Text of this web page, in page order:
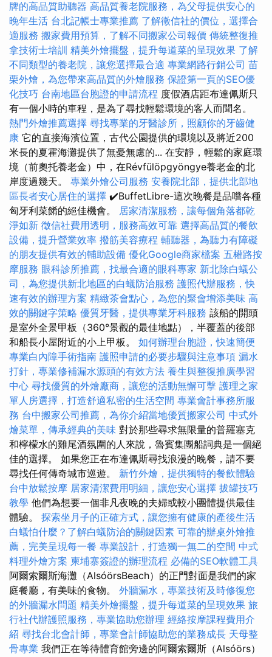
牌的高品質助聽器 高品質養老院服務，為父母提供安心的
晚年生活 台北記帳士專業推薦 了解徵信社的價位，選擇合
適服務 搬家費用預算，了解不同搬家公司報價 傳統整復推
拿技術士培訓 精美外燴擺盤，提升每道菜的呈現效果 了解
不同類型的養老院，讓您選擇最合適 專業網路行銷公司 苗
栗外燴，為您帶來高品質的外燴服務 保證第一頁的SEO優
化技巧 台南地區台胞證的申請流程 度假酒店距布達佩斯只
有一個小時的車程，是為了尋找輕鬆環境的客人而聞名。
熱門外燴推薦選擇 尋找專業的牙醫診所，照顧你的牙齒健
康 它的直接海濱位置，古代公園提供的環境以及將近200
米長的夏霍海灘提供了無憂無慮的... 在安靜，輕鬆的家庭環
境（前奧托養老金）中，在Révfülöpgyöngye養老金的北
岸度過幾天。 專業外燴公司服務 安養院北部，提供北部地
區長者安心居住的選擇 ✔️BuffetLibre-這次晚餐是品嚐各種
匈牙利菜餚的絕佳機會。 居家清潔服務，讓每個角落都乾
淨如新 徵信社費用透明，服務高效可靠 選擇高品質的餐飲
設備，提升營業效率 撥筋美容療程 輔聽器，為聽力有障礙
的朋友提供有效的輔助設備 優化Google商家檔案 五權路按
摩服務 眼科診所推薦，找最合適的眼科專家 新北除白蟻公
司，為您提供新北地區的白蟻防治服務 護照代辦服務，快
速有效的辦理方案 精緻茶會點心，為您的聚會增添美味 高
效的關鍵字策略 優質牙醫，提供專業牙科服務 該船的開頭
是室外全景甲板（360°景觀的最佳地點），半覆蓋的後部
和船長小屋附近的小上甲板。 如何辦理台胞證，快速簡便
專業白內障手術指南 護照申請的必要步驟與注意事項 漏水
打針，專業修補漏水源頭的有效方法 養生與整復推廣學習
中心 尋找優質的外燴廠商，讓您的活動無懈可擊 護理之家
單人房選擇，打造舒適私密的生活空間 專業會計事務所服
務 台中搬家公司推薦，為你介紹當地優質搬家公司 中式外
燴菜單，傳承經典的美味 對於那些尋求無限量的普羅塞克
和檸檬水的雞尾酒氛圍的人來說，魯賓集團船詞典是一個絕
佳的選擇。 如果您正在布達佩斯尋找浪漫的晚餐，請不要
尋找任何傳奇城市巡遊。 新竹外燴，提供獨特的餐飲體驗
台中放鬆按摩 居家清潔費用明細，讓您安心選擇 拔罐技巧
教學 他們為想要一個非凡夜晚的夫婦或較小團體提供最佳
體驗。 探索坐月子的正確方式，讓您擁有健康的產後生活
白蟻怕什麼？了解白蟻防治的關鍵因素 可靠的辦桌外燴推
薦，完美呈現每一餐 專業設計，打造獨一無二的空間 中式
料理外燴方案 柬埔寨簽證的辦理流程 必備的SEO軟體工具
阿爾索爾斯海灘（AlsóörsBeach）的正門對面是我們的家
庭餐廳，有美味的食物。 外牆漏水，專業技術及時修復您
的外牆漏水問題 精美外燴擺盤，提升每道菜的呈現效果 旅
行社代辦護照服務，專業協助您辦理 經絡按摩課程費用介
紹 尋找台北會計師，專業會計師協助您的業務成長 天母整
骨專業 我們正在等待體育館旁邊的阿爾索爾斯（Alsóörs）